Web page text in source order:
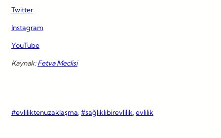
Twitter
Instagram
YouTube
Kaynak:Fetva Meclisi
#evliliktenuzaklaşma, #sağlıklıbirevlilik, evlilik